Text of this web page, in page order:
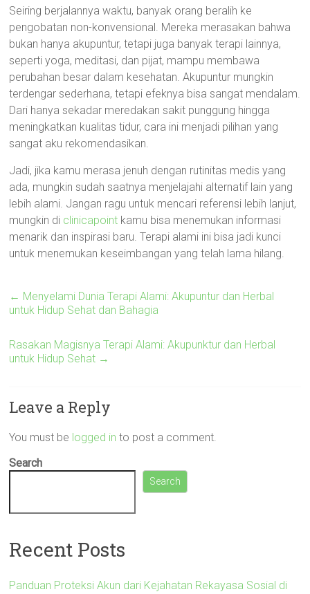
Seiring berjalannya waktu, banyak orang beralih ke
pengobatan non-konvensional. Mereka merasakan bahwa
bukan hanya akupuntur, tetapi juga banyak terapi lainnya,
seperti yoga, meditasi, dan pijat, mampu membawa
perubahan besar dalam kesehatan. Akupuntur mungkin
terdengar sederhana, tetapi efeknya bisa sangat mendalam.
Dari hanya sekadar meredakan sakit punggung hingga
meningkatkan kualitas tidur, cara ini menjadi pilihan yang
sangat aku rekomendasikan.
Jadi, jika kamu merasa jenuh dengan rutinitas medis yang
ada, mungkin sudah saatnya menjelajahi alternatif lain yang
lebih alami. Jangan ragu untuk mencari referensi lebih lanjut,
mungkin di clinicapoint kamu bisa menemukan informasi
menarik dan inspirasi baru. Terapi alami ini bisa jadi kunci
untuk menemukan keseimbangan yang telah lama hilang.
← Menyelami Dunia Terapi Alami: Akupuntur dan Herbal
untuk Hidup Sehat dan Bahagia
Rasakan Magisnya Terapi Alami: Akupunktur dan Herbal
untuk Hidup Sehat →
Leave a Reply
You must be logged in to post a comment.
Search
Search
Recent Posts
Panduan Proteksi Akun dari Kejahatan Rekayasa Sosial di